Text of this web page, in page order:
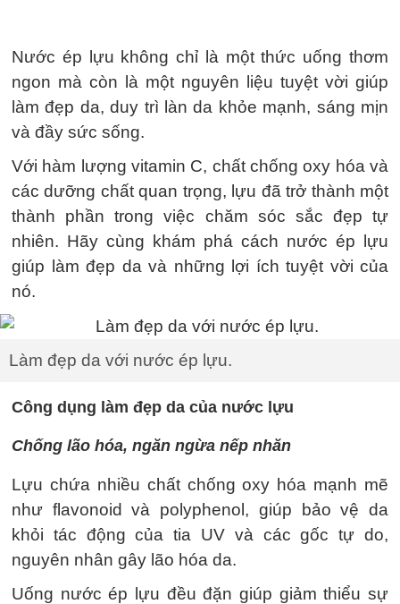
Nước ép lựu không chỉ là một thức uống thơm
ngon mà còn là một nguyên liệu tuyệt vời giúp
làm đẹp da, duy trì làn da khỏe mạnh, sáng mịn
và đầy sức sống.
Với hàm lượng vitamin C, chất chống oxy hóa và
các dưỡng chất quan trọng, lựu đã trở thành một
thành phần trong việc chăm sóc sắc đẹp tự
nhiên. Hãy cùng khám phá cách nước ép lựu
giúp làm đẹp da và những lợi ích tuyệt vời của
nó.
Làm đẹp da với nước ép lựu.
Công dụng làm đẹp da của nước lựu
Chống lão hóa, ngăn ngừa nếp nhăn
Lựu chứa nhiều chất chống oxy hóa mạnh mẽ
như flavonoid và polyphenol, giúp bảo vệ da
khỏi tác động của tia UV và các gốc tự do,
nguyên nhân gây lão hóa da.
Uống nước ép lựu đều đặn giúp giảm thiểu sự